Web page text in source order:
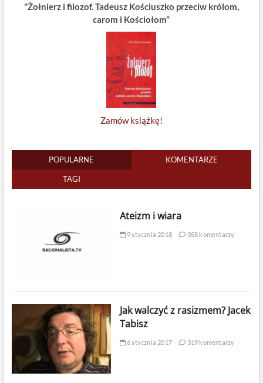
"Żołnierz i filozof. Tadeusz Kościuszko przeciw królom,
carom i Kościołom”
Zamów książkę!
POPULARNE KOMENTARZE
TAGI
Ateizm i wiara
9 stycznia 2018 358 komentarzy
Jak walczyć z rasizmem? Jacek
Tabisz
6 stycznia 2017 319 komentarzy